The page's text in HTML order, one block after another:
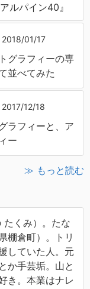
ルパイン40』
2018/01/17
グラフィーの専
並べてみた
2017/12/18
ラフィーと、ア
ー
≫ もっと読む
たくみ）。たな
棚倉町）。トリ
していた人。元
か手芸垢。山と
き。本業はナレ